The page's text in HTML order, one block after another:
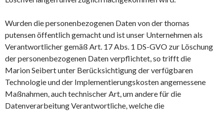
Wurden die personenbezogenen Daten von der thomas
putensen öffentlich gemacht und ist unser Unternehmen als
Verantwortlicher gemäß Art. 17 Abs. 1 DS-GVO zur Löschung
der personenbezogenen Daten verpflichtet, so trifft die
Marion Seibert unter Berücksichtigung der verfügbaren
Technologie und der Implementierungskosten angemessene
Maßnahmen, auch technischer Art, um andere für die
Datenverarbeitung Verantwortliche, welche die